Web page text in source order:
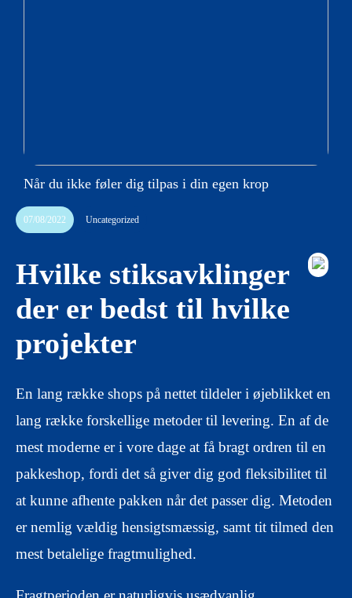
Når du ikke føler dig tilpas i din egen krop
07/08/2022 Uncategorized
Hvilke stiksavklinger
der er bedst til hvilke
projekter
En lang række shops på nettet tildeler i øjeblikket en
lang række forskellige metoder til levering. En af de
mest moderne er i vore dage at få bragt ordren til en
pakkeshop, fordi det så giver dig god fleksibilitet til
at kunne afhente pakken når det passer dig. Metoden
er nemlig vældig hensigtsmæssig, samt tit tilmed den
mest betalelige fragtmulighed.